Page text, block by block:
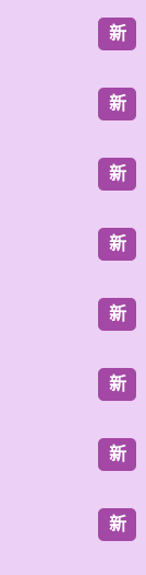
新
新
新
新
新
新
新
新